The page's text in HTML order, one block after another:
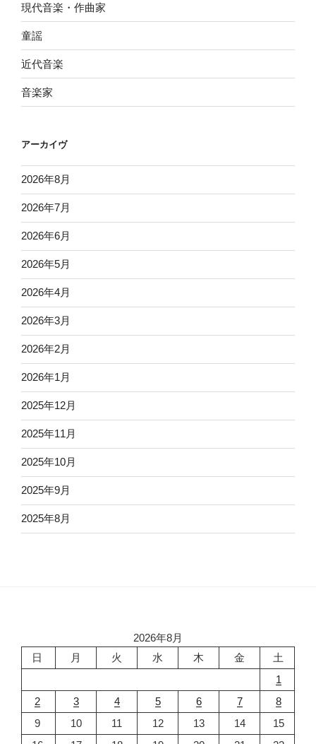
現代音楽・作曲家
童謡
近代音楽
音楽家
アーカイヴ
2026年8月
2026年7月
2026年6月
2026年5月
2026年4月
2026年3月
2026年2月
2026年1月
2025年12月
2025年11月
2025年10月
2025年9月
2025年8月
2026年8月
日
月 火 水 木 金
土
1
2
3 4 5 6 7
8
9
10 11 12 13 14
15